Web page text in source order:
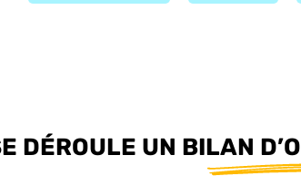
DÉROULE UN BILAN